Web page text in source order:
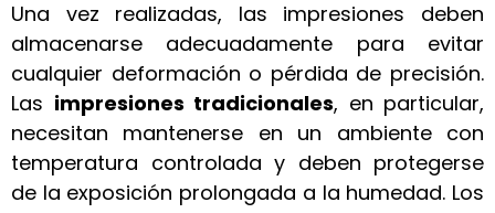
Una vez realizadas, las impresiones deben
almacenarse adecuadamente para evitar
cualquier deformación o pérdida de precisión.
Las impresiones tradicionales, en particular,
necesitan mantenerse en un ambiente con
temperatura controlada y deben protegerse
de la exposición prolongada a la humedad. Los